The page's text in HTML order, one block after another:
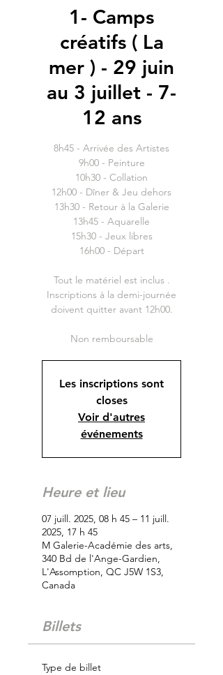
1- Camps
créatifs ( La
mer ) - 29 juin
au 3 juillet - 7-
12 ans
8h45 - Arrivée des Artistes
9h00 - Peinture
10h30 - Collation
12h00 - Dîner & Jeu dehors
13h30 - Retour à la Galerie
13h45 - Aquarelle
15h30 - Jeux libres
16h00 - Départ
Tout le matériel est inclus .
Inscriptions à la demi-journée
doivent quitter avant 12h00.
Non remboursable
Les inscriptions sont
closes
Voir d'autres
événements
Heure et lieu
07 juill. 2025, 08 h 45 – 11 juill.
2025, 17 h 45
M Galerie-Académie des arts,
340 Bd de l'Ange-Gardien,
L'Assomption, QC J5W 1S3,
Canada
Billets
Type de billet